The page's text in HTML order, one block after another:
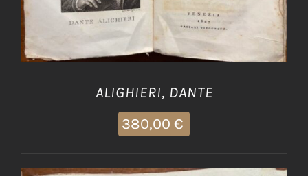
ALIGHIERI, DANTE
380,00 €